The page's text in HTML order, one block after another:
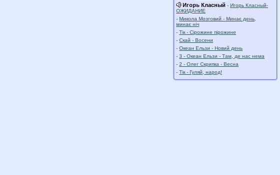
Игорь Класный - Игорь Класный-
ОЖИДАНИЕ
- Микола Мозговий - Минає день,
минає ніч
- Тік - Сірожине пірожине
- Скай - Восени
- Океан Ельзи - Новий день
- 3 - Океан Ельзи - Там, де нас нема
- 2 - Олег Скрипка - Весна
- Тік - Гуляй, народ!